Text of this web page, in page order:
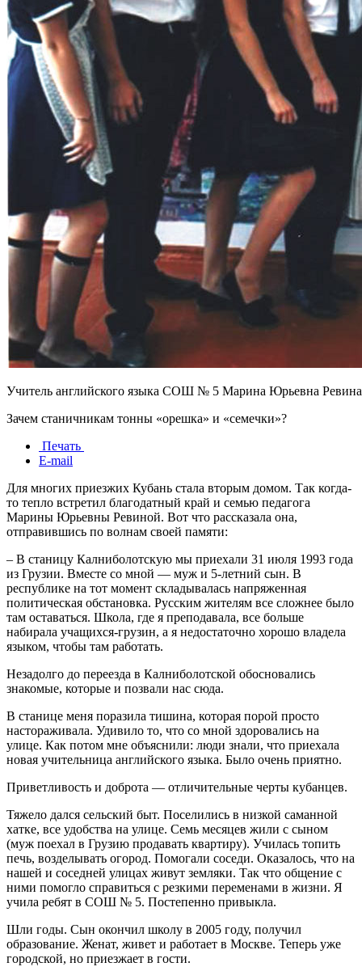
Учитель английского языка СОШ № 5 Марина Юрьевна
Зачем станичникам тонны «орешка» и «семечки»?
Печать
E-mail
Для многих приезжих Кубань стала вторым домом. Так когда-
то тепло встретил благодатный край и семью педагога
Марины Юрьевны Ревиной. Вот что рассказала она,
отправившись по волнам своей памяти:
– В станицу Калниболотскую мы приехали 31 июля 1993 года
из Грузии. Вместе со мной — муж и 5-летний сын. В
республике на тот момент складывалась напряженная
политическая обстановка. Русским жителям все сложнее было
там оставаться. Школа, где я преподавала, все больше
набирала учащихся-грузин, а я недостаточно хорошо владела
языком, чтобы там работать.
Незадолго до переезда в Калниболотской обосновались
знакомые, которые и позвали нас сюда.
В станице меня поразила тишина, которая порой просто
настораживала. Удивило то, что со мной здоровались на
улице. Как потом мне объяснили: люди знали, что приехала
новая учительница английского языка. Было очень приятно.
Приветливость и доброта — отличительные черты кубанцев.
Тяжело дался сельский быт. Поселились в низкой саманной
хатке, все удобства на улице. Семь месяцев жили с сыном
(муж поехал в Грузию продавать квартиру). Училась топить
печь, возделывать огород. Помогали соседи. Оказалось, что на
нашей и соседней улицах живут земляки. Так что общение с
ними помогло справиться с резкими переменами в жизни. Я
учила ребят в СОШ № 5. Постепенно привыкла.
Шли годы. Сын окончил школу в 2005 году, получил
образование. Женат, живет и работает в Москве. Теперь уже
городской, но приезжает в гости.